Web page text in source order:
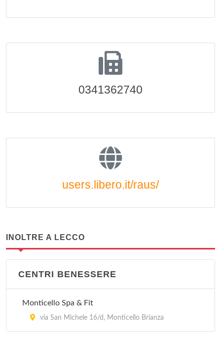
0341362740
users.libero.it/raus/
INOLTRE A LECCO
CENTRI BENESSERE
Monticello Spa & Fit
via San Michele 16/d, Monticello Brianza